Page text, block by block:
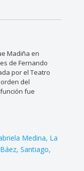
Madiña en
de Fernando
por el Teatro
del
fue
Medina La
Santiago